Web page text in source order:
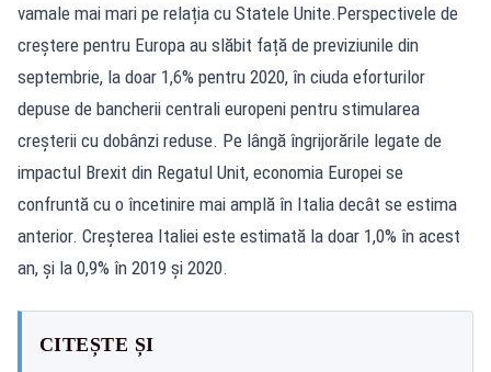
vamale mai mari pe relația cu Statele Unite.Perspectivele de
creștere pentru Europa au slăbit față de previziunile din
septembrie, la doar 1,6% pentru 2020, în ciuda eforturilor
depuse de bancherii centrali europeni pentru stimularea
creșterii cu dobânzi reduse. Pe lângă îngrijorările legate de
impactul Brexit din Regatul Unit, economia Europei se
confruntă cu o încetinire mai amplă în Italia decât se estima
anterior. Creșterea Italiei este estimată la doar 1,0% în acest
an, și la 0,9% în 2019 și 2020.
CITEȘTE ȘI